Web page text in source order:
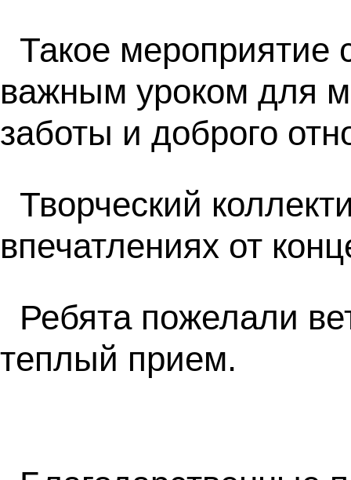
Такое мероприятие
важным уроком для
заботы и доброго
Творческий
впечатлениях от
Ребята пожелали
теплый прием.